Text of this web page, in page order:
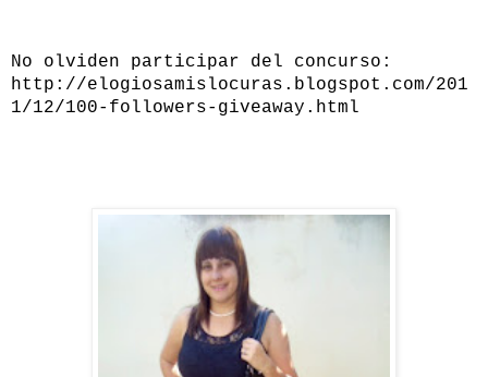
No olviden participar del concurso:
http://elogiosamislocuras.blogspot.com/201
1/12/100-followers-giveaway.html